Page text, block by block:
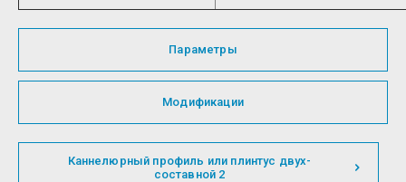
Параметры
Модификации
Каннелюрный профиль или плинтус двух-
составной 2